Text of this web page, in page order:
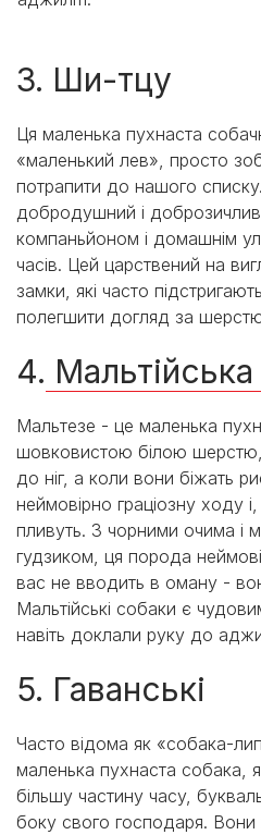
3. Ши-тцу
Ця маленька пухнаста
«маленький лев», просто
потрапити до нашого
добродушний і
компаньйоном і домашнім
часів. Цей царствений на
замки, які часто
полегшити догляд за
4.
Мальтезе - це маленька
шовковистою білою
до ніг, а коли вони біжать
неймовірно граціозну ходу
пливуть. З чорними очима і
гудзиком, ця порода
вас не вводить в оману -
Мальтійські собаки є
навіть доклали руку до
5. Гаванські
Часто відома як «собака-
маленька пухнаста собака,
більшу частину часу,
боку свого господаря. Вони